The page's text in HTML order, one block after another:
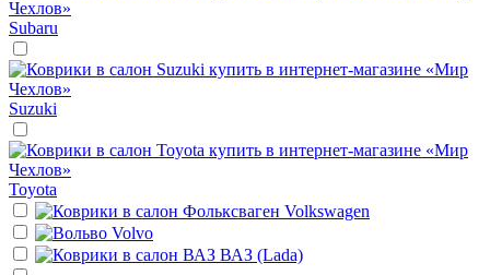
Subaru
Suzuki
Toyota
Volkswagen
Volvo
ВАЗ (Lada)